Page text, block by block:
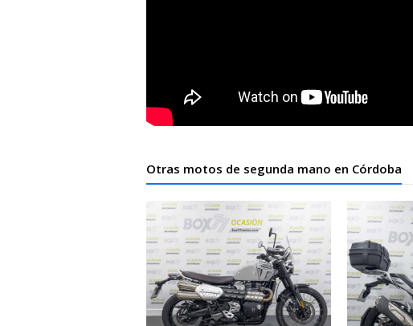
Otras motos de segunda mano en Córdoba